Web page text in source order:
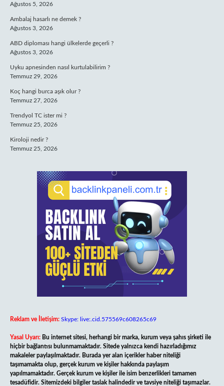
Ağustos 5, 2026
Ambalaj hasarlı ne demek ?
Ağustos 3, 2026
ABD diploması hangi ülkelerde geçerli ?
Ağustos 3, 2026
Uyku apnesinden nasıl kurtulabilirim ?
Temmuz 29, 2026
Koç hangi burca aşık olur ?
Temmuz 27, 2026
Trendyol TC ister mi ?
Temmuz 25, 2026
Kiroloji nedir ?
Temmuz 25, 2026
Reklam ve İletişim: Skype: live:.cid.575569c608265c69
Yasal Uyarı: Bu internet sitesi, herhangi bir marka, kurum veya şahıs şirketi ile
hiçbir bağlantısı bulunmamaktadır. Sitede yalnızca kendi hazırladığımız
makaleler paylaşılmaktadır. Burada yer alan içerikler haber niteliği
taşımamakta olup, gerçek kurum ve kişiler hakkında paylaşım
yapılmamaktadır. Gerçek kurum ve kişiler ile isim benzerlikleri tamamen
tesadüfidir. Sitemizdeki bilgiler taslak halindedir ve tavsiye niteliği taşımazlar.